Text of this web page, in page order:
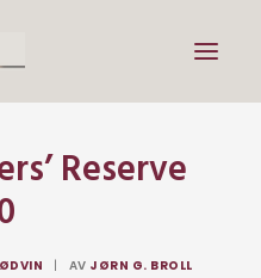
Reserve
| AV JØRN G. BROLL